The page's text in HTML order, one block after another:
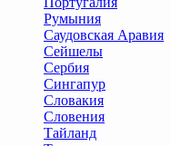
Румыния
Саудовская Аравия
Сейшелы
Сербия
Сингапур
Словакия
Словения
Тайланд